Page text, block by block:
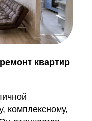
квартир
комплексному,